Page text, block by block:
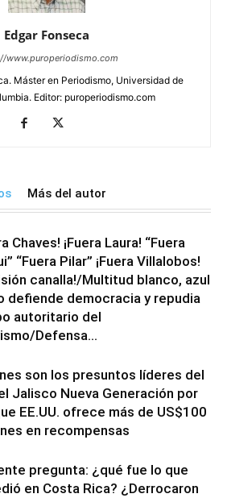
Edgar Fonseca
www.puroperiodismo.com
Máster en Periodismo, Universidad de
Editor: puroperiodismo.com
Más del autor
Chaves! ¡Fuera Laura! “Fuera
“Fuera Pilar” ¡Fuera Villalobos!
canalla!/Multitud blanco, azul
defiende democracia y repudia
autoritario del
Defensa...
son los presuntos líderes del
Jalisco Nueva Generación por
EE.UU. ofrece más de US$100
en recompensas
pregunta: ¿qué fue lo que
en Costa Rica? ¿Derrocaron